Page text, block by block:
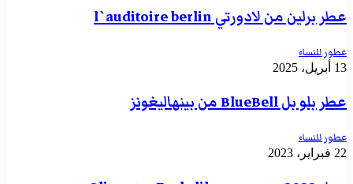
عطر برلين من لادورتي l`auditoire berlin
عطور للنساء
13 أبريل، 2025
عطر بلو بل BlueBell من بينهاليغونز
عطور للنساء
22 فبراير، 2023